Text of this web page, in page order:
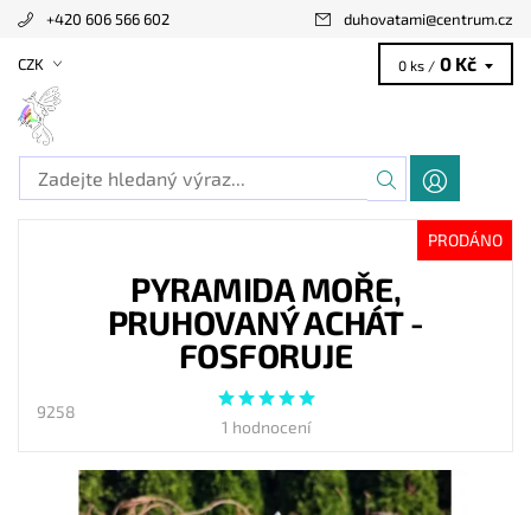
+420 606 566 602 duhovatami@centrum.cz
CZK 0 ks / 0 Kč
PRODÁNO
PYRAMIDA MOŘE,
PRUHOVANÝ ACHÁT -
FOSFORUJE
9258
1 hodnocení